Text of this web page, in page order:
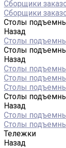
Сборщики
Сборщики
Столы
Назад
Столы
Столы
Назад
Столы
Столы
Столы
Столы
Назад
Столы
Столы
Тележки
Назад